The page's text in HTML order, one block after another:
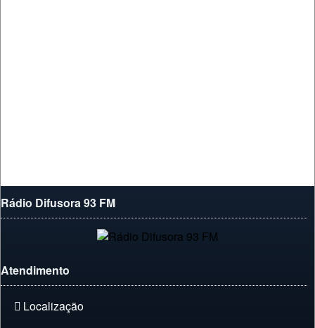
Rádio Difusora 93 FM
Atendimento
Localização